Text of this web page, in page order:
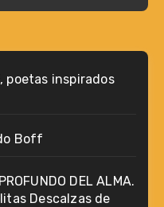
poetas inspirados
Boff
DEL ALMA.
Descalzas de